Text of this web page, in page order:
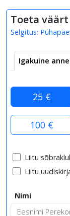
Toeta
Selgitus:
Igakuine
25 €
100 €
Liitu
Liitu
Nimi